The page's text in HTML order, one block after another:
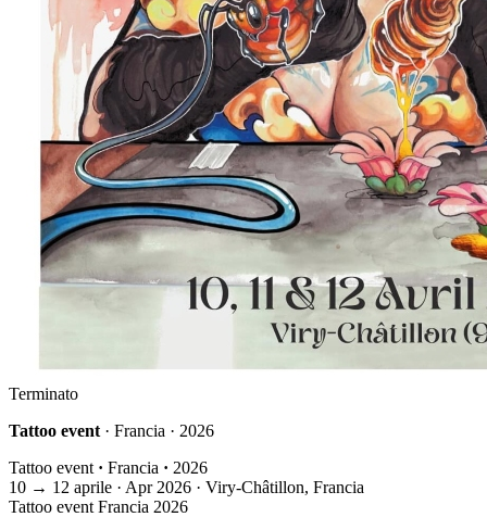
Terminato
Tattoo event · Francia · 2026
Tattoo event · Francia · 2026
10 → 12 aprile · Apr 2026 · Viry-Châtillon, Francia
Tattoo event Francia 2026